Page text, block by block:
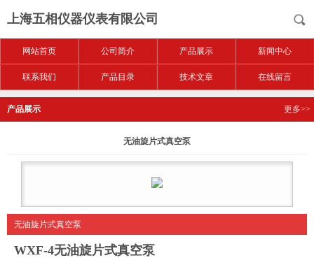
上海五相仪器仪表有限公司
网站首页 公司简介 产品展示 新闻中心
联系我们 产品目录 技术文章 在线留言
产品展示 更多>>
无油旋片式真空泵
无油旋片式真空泵
WXF-4无油旋片式真空泵